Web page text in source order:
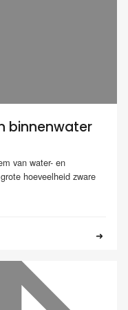
binnenwater
van water- en
hoeveelheid zware